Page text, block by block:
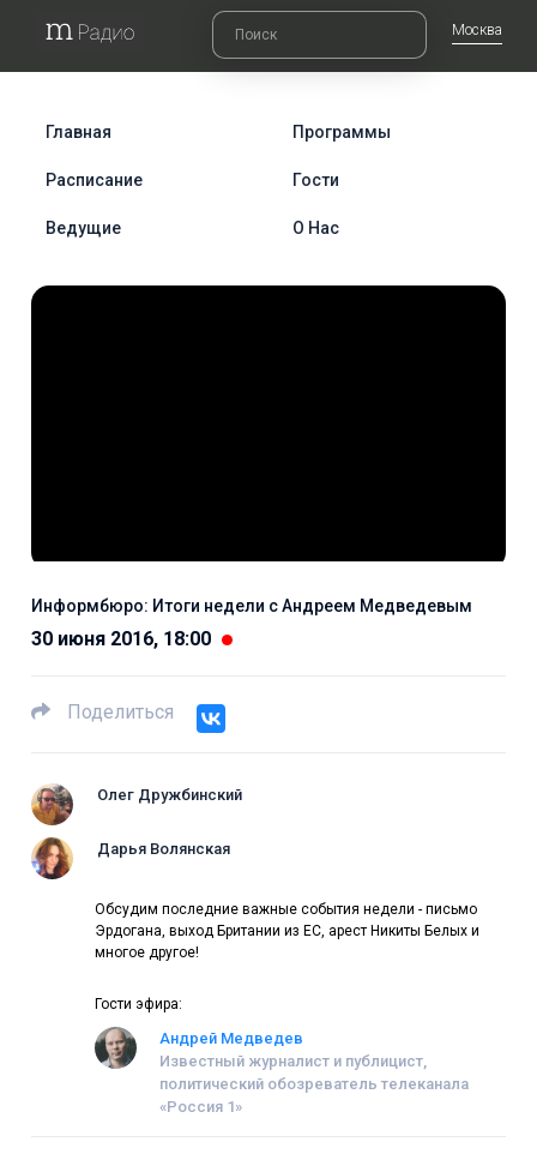
Москва
Главная Программы
Расписание Гости
Ведущие О Нас
Информбюро: Итоги недели с Андреем Медведевым
30 июня 2016, 18:00
Поделиться
Олег Дружбинский
Дарья Волянская
Обсудим последние важные события недели - письмо
Эрдогана, выход Британии из ЕС, арест Никиты Белых и
многое другое!
Гости эфира:
Андрей Медведев
Известный журналист и публицист,
политический обозреватель телеканала
«Россия 1»